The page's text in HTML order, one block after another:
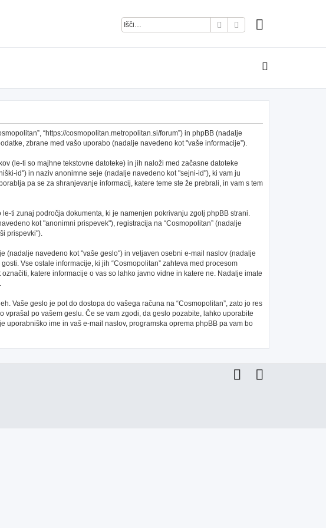
IskanjeNapredno iskanje
“https://cosmopolitan.metropolitan.si/forum”) in phpBB (nadalje
zbrane med vašo uporabo (nadalje navedeno kot "vaše informacije”).
(le-ti so majhne tekstovne datoteke) in jih naloži med začasne datoteke
id") in naziv anonimne seje (nadalje navedeno kot "sejni-id"), ki vam ju
pa se za shranjevanje informacij, katere teme ste že prebrali, in vam s tem
ti zunaj področja dokumenta, ki je namenjen pokrivanju zgolj phpBB strani.
kot "anonimni prispevek"), registracija na “Cosmopolitan” (nadalje
prispevki").
(nadalje navedeno kot "vaše geslo") in veljaven osebni e-mail naslov (nadalje
Vse ostale informacije, ki jih “Cosmopolitan” zahteva med procesom
katere informacije o vas so lahko javno vidne in katere ne. Nadalje imate
Vaše geslo je pot do dostopa do vašega računa na “Cosmopolitan”, zato jo res
po vašem geslu. Če se vam zgodi, da geslo pozabite, lahko uporabite
uporabniško ime in vaš e-mail naslov, programska oprema phpBB pa vam bo